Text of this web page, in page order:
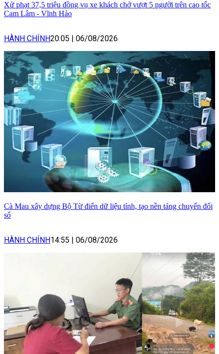
Xử phạt 37,5 triệu đồng vụ xe khách chở vượt 5 người trên cao tốc
Cam Lâm - Vĩnh Hảo
HÀNH CHÍNH20:05 06/08/2026
Cà Mau xây dựng Bộ Từ điển dữ liệu tỉnh, tạo nền tảng chuyển đổi
số
HÀNH CHÍNH14:55 06/08/2026